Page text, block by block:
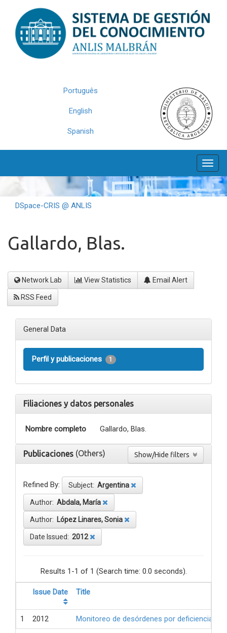
navigation
Português
English
Spanish
DSpace-CRIS @ ANLIS
Gallardo, Blas.
Network Lab View Statistics Email Alert
RSS Feed
General Data
Perfil y publicaciones 1
Filiaciones y datos personales
Nombre completo Gallardo, Blas.
Publicaciones (Others)
Refined By: Subject: Argentina
Author: Abdala, María
Author: López Linares, Sonia
Date Issued: 2012
Results 1-1 of 1 (Search time: 0.0 seconds).
Issue Date Title
1 2012 Monitoreo de desórdenes por deficiencia